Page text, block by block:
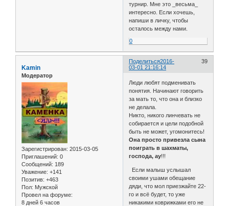
турнир. Мне это _весьма_
интересно. Если хочешь,
напиши в личку, чтобы
осталось между нами.
0
Поделиться 39
2016-
03-01 21:16:14
Kamin
Модератор
Зарегистрирован: 2015-03-05
Приглашений: 0
Сообщений: 189
Уважение: +141
Позитив: +463
Пол: Мужской
Провел на форуме:
8 дней 6 часов
Люди любят подменивать
понятия. Начинают говорить
за мать то, что она и близко
не делала.
Никто, никого линчевать не
собирается и цели подобной
быть не может, угомонитесь!
Она просто привезла сына
поиграть в шахматы,
господа, ау!!!
Если малыш услышал
своими ушами обещание
дяди, что мол приезжайте 22-
го и всё будет, то уже
никакими коврижками его не